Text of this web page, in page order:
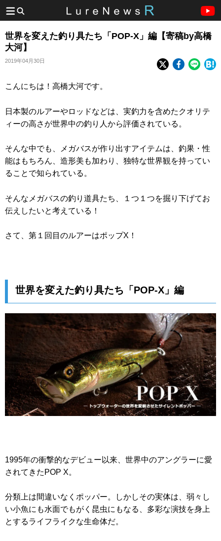
世界を変えた釣り具たち「POP-X」編【寄稿by高橋
大河】
2019年04月30日
こんにちは！高橋大河です。
日本製のルアーやロッドなどは、実釣力を含めたクオリテ
ィーの高さが世界中の釣り人から評価されている。
そんな中でも、メガバスが作り出すアイテムは、釣果・性
能はもちろん、造形美も加わり、独特な世界観を持ってい
ることで知られている。
そんなメガバスの釣り道具たち、１つ１つを掘り下げてお
伝えしたいと考えている！
さて、第１回目のルアーはポップX！
世界を変えた釣り具たち「POP-X」編
1995年の衝撃的なデビュー以来、世界中のアングラーに愛
されてきたPOP X。
分類上は間違いなくポッパー。しかしその実体は、弱々し
い小魚にも水面でもがく昆虫にもなる、多彩な演技を身上
とするライフライクな生命体だ。